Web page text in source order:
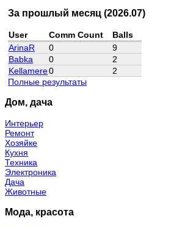
За прошлый месяц (2026.07)
User Comm Count
Balls
ArinaR
0
9
Babka
0
2
Kellamere0
2
Полные результаты
Дом, дача
Интерьер
Ремонт
Хозяйке
Кухня
Техника
Электроника
Дача
Животные
Мода, красота